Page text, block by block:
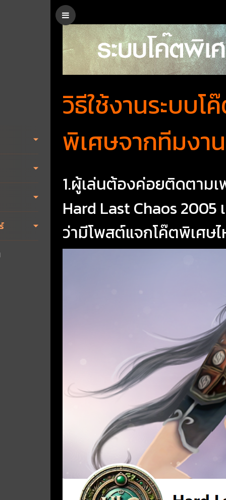
วิธีใช้งานระบบโ
พิเศษจากทีมงา
1.ผู้เล่นต้องค่อยติดตาม
Hard Last Chaos 2005
ว่ามีโพสต์แจกโค๊ตพิเศษ